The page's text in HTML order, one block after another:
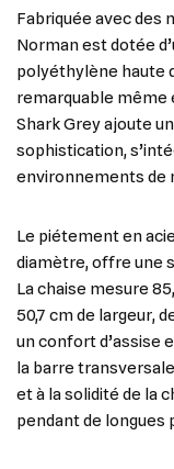
Fabriquée avec des
Norman est dotée
polyéthylène haute
remarquable même
Shark Grey ajoute
sophistication,
environnements de
Le piétement en
diamètre, offre une
La chaise mesure
50,7 cm de largeur,
un confort d’assise
la barre
et à la solidité de la
pendant de longues